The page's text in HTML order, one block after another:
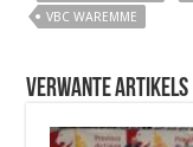
VBC WAREMME
Verwante artikels